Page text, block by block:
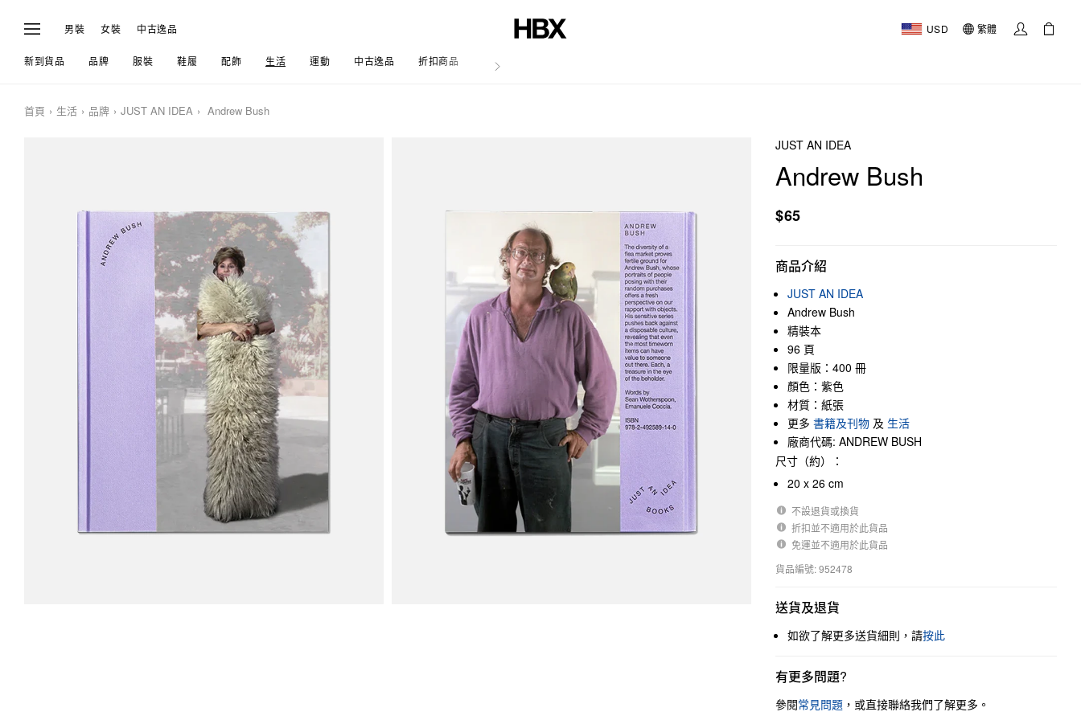
男裝 女裝 中古逸品 USD 繁體
新到貨品 品牌 服裝 鞋履 配飾 生活 運動 中古逸品 折扣商品 文章
首頁 生活 品牌 JUST AN IDEA Andrew Bush
JUST AN IDEA
Andrew Bush
$65
商品介紹
JUST AN IDEA
Andrew Bush
精裝本
96 頁
限量版：400 冊
顏色：紫色
材質：紙張
更多 書籍及刊物 及 生活
廠商代碼: ANDREW BUSH
尺寸（約）：
20 x 26 cm
不設退貨或換貨
折扣並不適用於此貨品
免運並不適用於此貨品
貨品編號: 952478
送貨及退貨
如欲了解更多送貨細則，請按此
有更多問題?
參閱常見問題 ，或直接聯絡我們了解更多。